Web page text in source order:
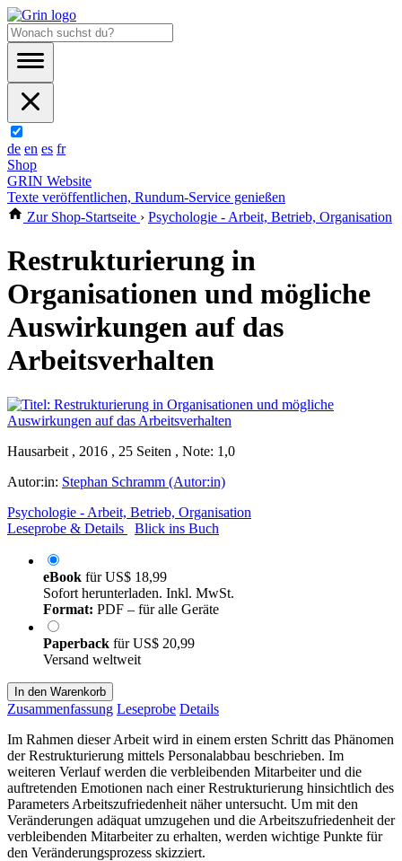
de en es fr
Shop
GRIN Website
Texte veröffentlichen, Rundum-Service genießen
Zur Shop-Startseite › Psychologie - Arbeit, Betrieb, Organisation
Restrukturierung in
Organisationen und mögliche
Auswirkungen auf das
Arbeitsverhalten
Hausarbeit , 2016 , 25 Seiten , Note: 1,0
Autor:in: Stephan Schramm (Autor:in)
Psychologie - Arbeit, Betrieb, Organisation
Leseprobe & Details
Blick ins Buch
eBook fürUS$ 18,99
Sofort herunterladen. Inkl. MwSt.
Format: PDF – für alle Geräte
Paperback fürUS$ 20,99
Versand weltweit
In den Warenkorb
Zusammenfassung Leseprobe Details
Im Rahmen dieser Arbeit wird in einem ersten Schritt das Phänomen
der Restrukturierung mittels Personalabbau beschrieben. Im
weiteren Verlauf werden die verbleibenden Mitarbeiter und die
auftretenden Emotionen nach einer Restrukturierung hinsichtlich des
Parameters Arbeitszufriedenheit näher untersucht. Um mit den
Veränderungen adäquat umzugehen und die Arbeitszufriedenheit der
verbleibenden Mitarbeiter zu erhalten, werden wichtige Punkte für
den Veränderungsprozess skizziert.